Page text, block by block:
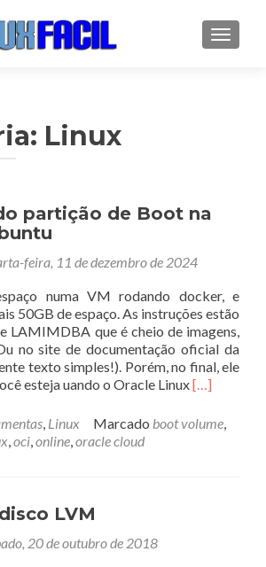
Linux
partição de Boot na
feira, 11 de dezembro de 2024
numa VM rodando docker, e
50GB de espaço. As instruções estão
LAMIMDBA que é cheio de imagens,
no site de documentação oficial da
texto simples!). Porém, no final, ele
esteja uando o Oracle LinuxLeia
partição
[…]
, Linux Marcado boot volume,
,oci,online,oracle cloud
LVM
20 de outubro de 2018